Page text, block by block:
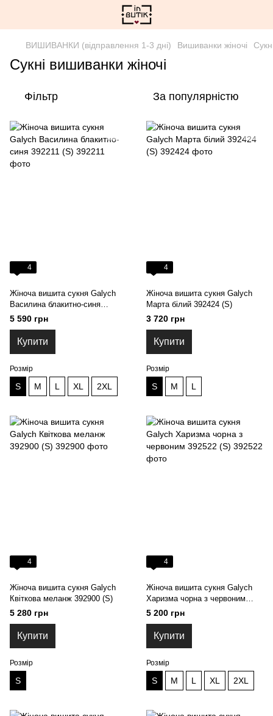
ВИШИВАНКИ (відправлення 1-3 дні) Вишиванки жіночі
Сукні вишиванки жіночі
Фільтр За популярністю
4
Жіноча вишита сукня Galych
Василина блакитно-синя
392211 (S)
5 590 грн
Купити
Розмір
S M L XL 2XL
4
Жіноча вишита сукня Galych
Марта білий 392424 (S)
3 720 грн
Купити
Розмір
S M L
4
Жіноча вишита сукня Galych
Квіткова меланж 392900 (S)
5 280 грн
Купити
Розмір
S
4
Жіноча вишита сукня Galych
Харизма чорна з червоним
392522 (S)
5 200 грн
Купити
Розмір
S M L XL 2XL